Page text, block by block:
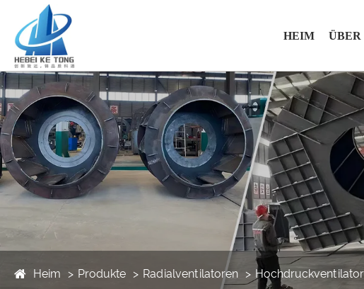
HEIM ÜBER
Heim Produkte Radialventilatoren Hochdruckventilator